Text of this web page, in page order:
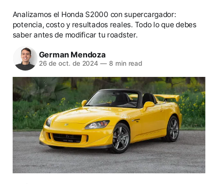
Analizamos el Honda S2000 con supercargador:
potencia, costo y resultados reales. Todo lo que debes
saber antes de modificar tu roadster.
German Mendoza
26 de oct. de 2024 — 8 min read